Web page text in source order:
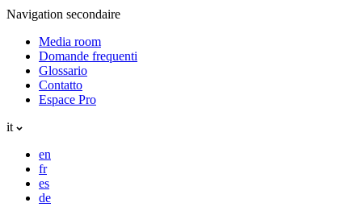
Navigation secondaire
Media room
Domande frequenti
Glossario
Contatto
Espace Pro
it
en
fr
es
de